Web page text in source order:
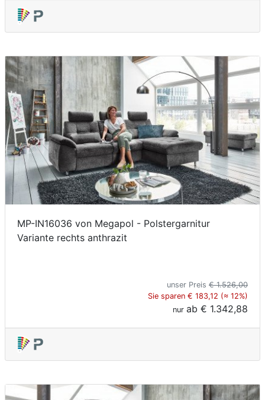
MP-IN16036 von Megapol - Polstergarnitur
Variante rechts anthrazit
unser Preis € 1.526,00
Sie sparen € 183,12 (≈ 12%)
nur ab € 1.342,88